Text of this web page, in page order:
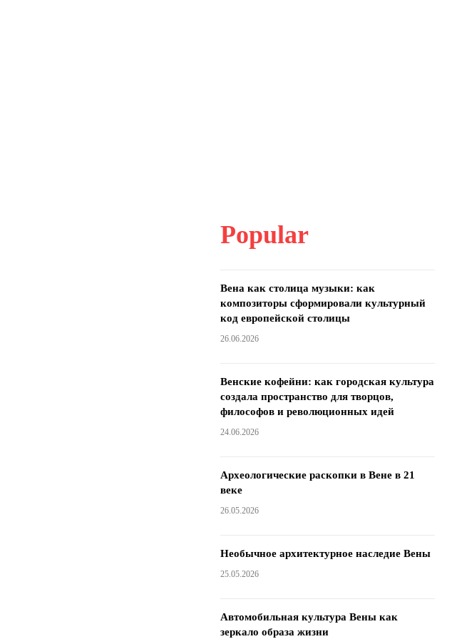
Popular
Вена как столица музыки: как
композиторы сформировали культурный
код европейской столицы
26.06.2026
Венские кофейни: как городская культура
создала пространство для творцов,
философов и революционных идей
24.06.2026
Археологические раскопки в Вене в 21
веке
26.05.2026
Необычное архитектурное наследие Вены
25.05.2026
Автомобильная культура Вены как
зеркало образа жизни